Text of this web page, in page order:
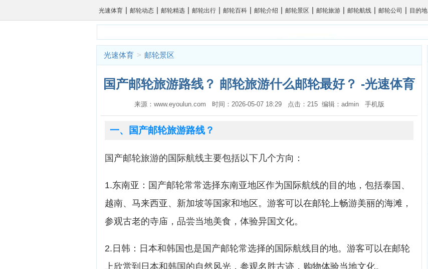
光速体育 | 邮轮动态 | 邮轮精选 | 邮轮出行 | 邮轮百科 | 邮轮介绍 | 邮轮景区 | 邮轮旅游 | 邮轮航线 | 邮轮公司 | 目的地
光速体育 > 邮轮景区
国产邮轮旅游路线？ 邮轮旅游什么邮轮最好？ -光速体育
来源：www.eyoulun.com 时间：2026-05-07 18:29 点击：215 编辑：admin 手机版
一、国产邮轮旅游路线？
国产邮轮旅游的国际航线主要包括以下几个方向：
1.东南亚：国产邮轮常常选择东南亚地区作为国际航线的目的地，包括泰国、
越南、马来西亚、新加坡等国家和地区。游客可以在邮轮上畅游美丽的海滩，
参观古老的寺庙，品尝当地美食，体验异国文化。
2.日韩：日本和韩国也是国产邮轮常选择的国际航线目的地。游客可以在邮轮
上欣赏到日本和韩国的自然风光，参观名胜古迹，购物体验当地文化。